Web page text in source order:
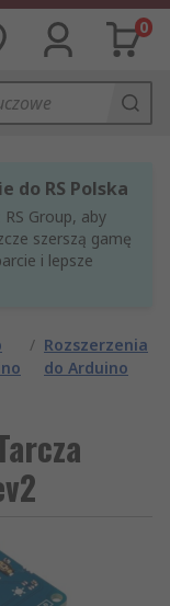
0
do RS Polska
RS Group, aby
szerszą gamę
i lepsze
/ Rozszerzenia
do Arduino